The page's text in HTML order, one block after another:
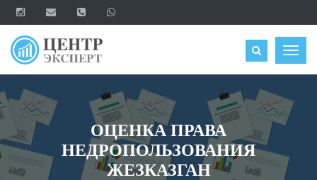
ОЦЕНИТЬ
ОЦЕНКА ПРАВА
НЕДРОПОЛЬЗОВАНИЯ
ЖЕЗКАЗГАН